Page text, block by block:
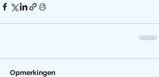
Opmerkingen